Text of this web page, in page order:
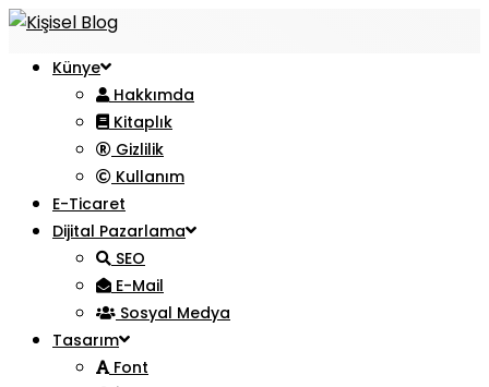
Künye
Hakkımda
Kitaplık
Gizlilik
Kullanım
E-Ticaret
Dijital Pazarlama
SEO
E-Mail
Sosyal Medya
Tasarım
Font